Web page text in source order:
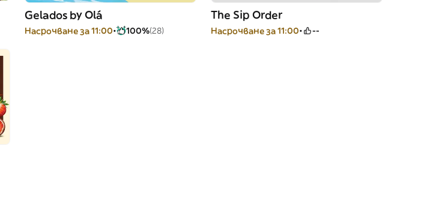
Gelados by Olá
Насрочване за 11:00 100%(28)
The Sip Order
Насрочване за 11:00 --